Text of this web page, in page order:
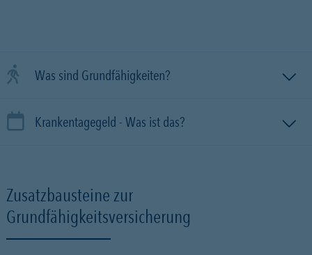
Was sind Grundfähigkeiten?
Krankentagegeld - Was ist das?
Zusatzbausteine zur
Grundfähigkeitsversicherung